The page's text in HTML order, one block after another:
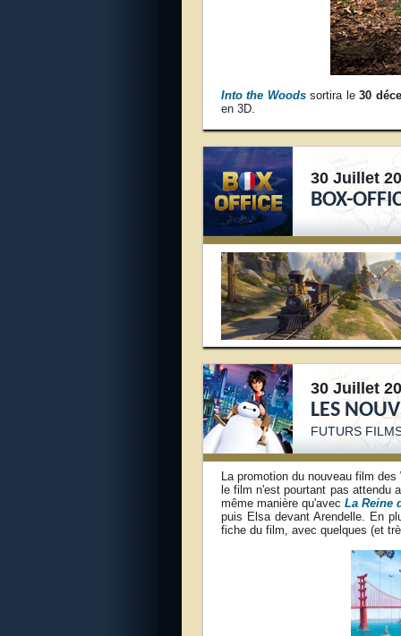
Into the Woodssortira le 30
en 3D.
30 Juillet
BOX-
30 Juillet
LES
FUTURS
La promotion du nouveau film
le film n'est pourtant pas
même manière qu'avecLa Reine
puis Elsa devant Arendelle. En
fiche du film, avec quelques (et